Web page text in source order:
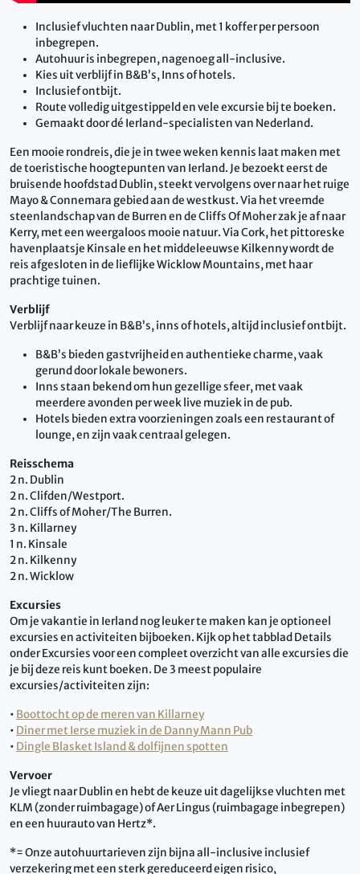
Inclusief vluchten naar Dublin, met 1 koffer per persoon
inbegrepen.
Autohuur is inbegrepen, nagenoeg all-inclusive.
Kies uit verblijf in B&B’s, Inns of hotels.
Inclusief ontbijt.
Route volledig uitgestippeld en vele excursie bij te boeken.
Gemaakt door dé Ierland-specialisten van Nederland.
Een mooie rondreis, die je in twee weken kennis laat maken met
de toeristische hoogtepunten van Ierland. Je bezoekt eerst de
bruisende hoofdstad Dublin, steekt vervolgens over naar het ruige
Mayo & Connemara gebied aan de westkust. Via het vreemde
steenlandschap van de Burren en de Cliffs Of Moher zak je af naar
Kerry, met een weergaloos mooie natuur. Via Cork, het pittoreske
havenplaatsje Kinsale en het middeleeuwse Kilkenny wordt de
reis afgesloten in de lieflijke Wicklow Mountains, met haar
prachtige tuinen.
Verblijf
Verblijf naar keuze in B&B’s, inns of hotels, altijd inclusief ontbijt.
B&B’s bieden gastvrijheid en authentieke charme, vaak
gerund door lokale bewoners.
Inns staan bekend om hun gezellige sfeer, met vaak
meerdere avonden per week live muziek in de pub.
Hotels bieden extra voorzieningen zoals een restaurant of
lounge, en zijn vaak centraal gelegen.
Reisschema
2 n. Dublin
2 n. Clifden/Westport.
2 n. Cliffs of Moher/The Burren.
3 n. Killarney
1 n. Kinsale
2 n. Kilkenny
2 n. Wicklow
Excursies
Om je vakantie in Ierland nog leuker te maken kan je optioneel
excursies en activiteiten bijboeken. Kijk op het tabblad Details
onder Excursies voor een compleet overzicht van alle excursies die
je bij deze reis kunt boeken. De 3 meest populaire
excursies/activiteiten zijn:
• Boottocht op de meren van Killarney
• Diner met Ierse muziek in de Danny Mann Pub
• Dingle Blasket Island & dolfijnen spotten
Vervoer
Je vliegt naar Dublin en hebt de keuze uit dagelijkse vluchten met
KLM (zonder ruimbagage) of Aer Lingus (ruimbagage inbegrepen)
en een huurauto van Hertz*.
*= Onze autohuurtarieven zijn bijna all-inclusive inclusief
verzekering met een sterk gereduceerd eigen risico,